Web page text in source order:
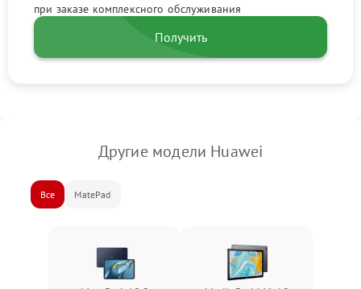
при заказе комплексного обслуживания
Получить
Другие модели Huawei
Все MatePad